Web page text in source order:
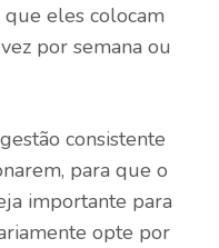
eles colocam
por semana ou
consistente
para que o
importante para
opte por